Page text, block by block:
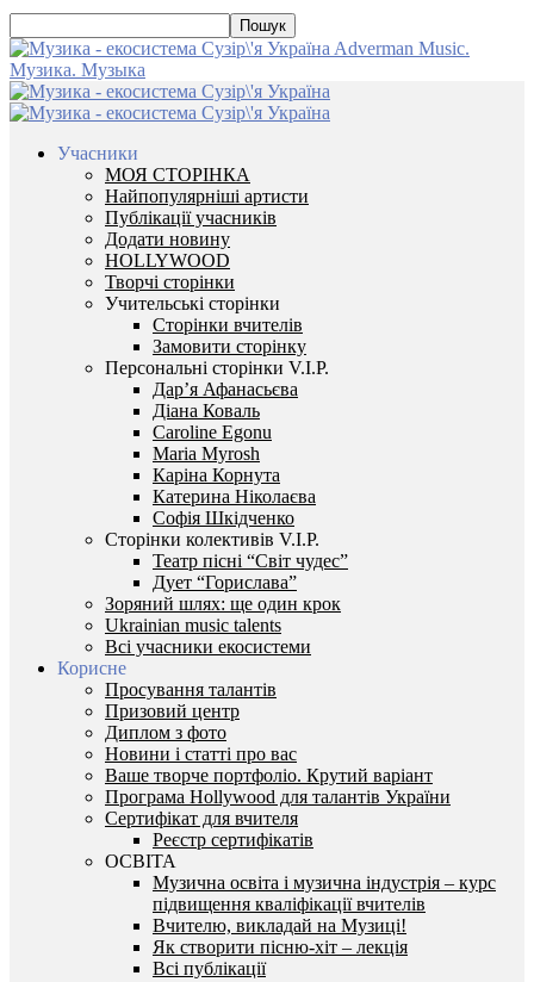
Adverman Music.
Музика. Музыка
Учасники
МОЯ СТОРІНКА
Найпопулярніші артисти
Публікації учасників
Додати новину
HOLLYWOOD
Творчі сторінки
Учительські сторінки
Сторінки вчителів
Замовити сторінку
Персональні сторінки V.I.P.
Дар’я Афанасьєва
Діана Коваль
Caroline Egonu
Maria Myrosh
Каріна Корнута
Катерина Ніколаєва
Софія Шкідченко
Сторінки колективів V.I.P.
Театр пісні “Світ чудес”
Дует “Горислава”
Зоряний шлях: ще один крок
Ukrainian music talents
Всі учасники екосистеми
Корисне
Просування талантів
Призовий центр
Диплом з фото
Новини і статті про вас
Ваше творче портфоліо. Крутий варіант
Програма Hollywood для талантів України
Сертифікат для вчителя
Реєстр сертифікатів
ОСВІТА
Музична освіта і музична індустрія – курс
підвищення кваліфікації вчителів
Вчителю, викладай на Музиці!
Як створити пісню-хіт – лекція
Всі публікації